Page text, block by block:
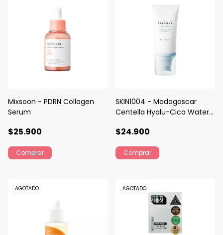
Mixsoon - PDRN Collagen
Serum
$25.900
SKIN1004 - Madagascar
Centella Hyalu-Cica Water-
$24.900
AGOTADO AGOTADO